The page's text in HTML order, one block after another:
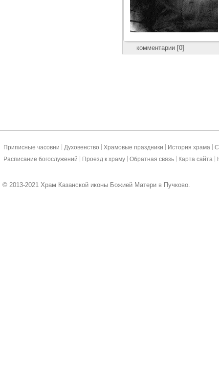
комментарии [0]
Приписные часовни Духовенство Храмовые праздники История храма
Расписание богослужений
Проезд к храму Обратная связь Карта сайта
© 2013-2021 Храм Казанской иконы Божией Матери в Пучково.